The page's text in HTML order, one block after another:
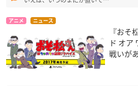
アニメ ニュース
『おそ
ド オ
戦いが